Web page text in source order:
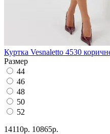
Куртка Vesnaletto 4530
Размер
44
46
48
50
52
14110р. 10865р.